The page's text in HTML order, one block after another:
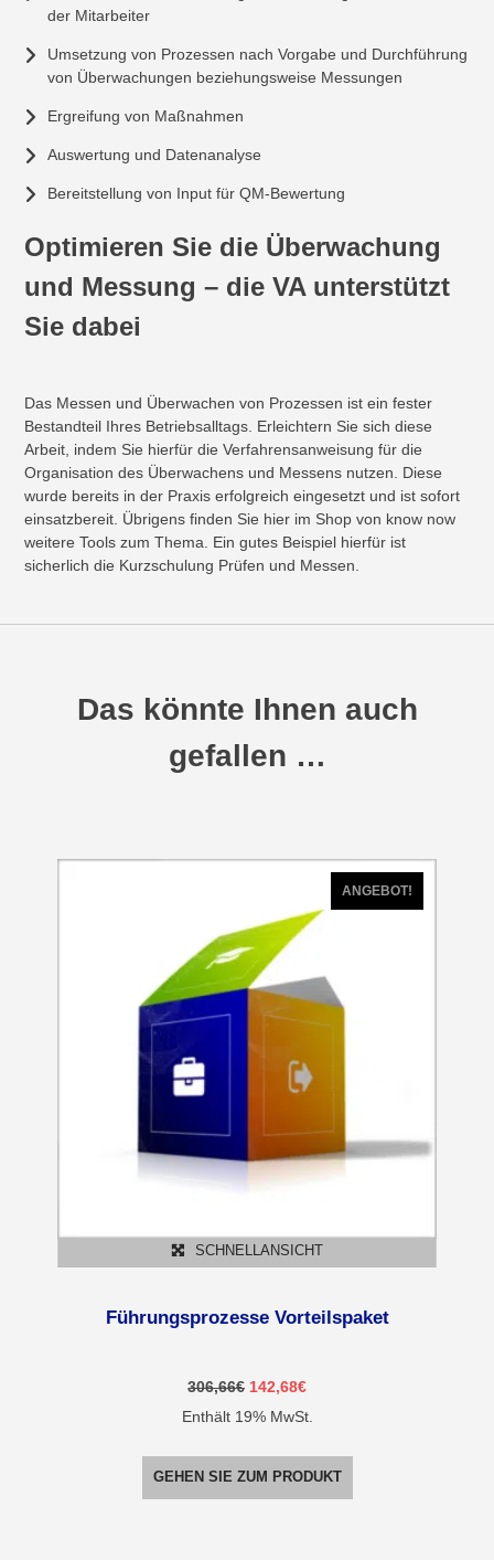
der Mitarbeiter
Umsetzung von Prozessen nach Vorgabe und Durchführung
von Überwachungen beziehungsweise Messungen
Ergreifung von Maßnahmen
Auswertung und Datenanalyse
Bereitstellung von Input für QM-Bewertung
Optimieren Sie die Überwachung
und Messung – die VA unterstützt
Sie dabei
Das Messen und Überwachen von Prozessen ist ein fester
Bestandteil Ihres Betriebsalltags. Erleichtern Sie sich diese
Arbeit, indem Sie hierfür die Verfahrensanweisung für die
Organisation des Überwachens und Messens nutzen. Diese
wurde bereits in der Praxis erfolgreich eingesetzt und ist sofort
einsatzbereit. Übrigens finden Sie hier im Shop von know now
weitere Tools zum Thema. Ein gutes Beispiel hierfür ist
sicherlich die Kurzschulung Prüfen und Messen.
Das könnte Ihnen auch
gefallen …
ANGEBOT!
SCHNELLANSICHT
Führungsprozesse Vorteilspaket
306,66€ Ursprünglicher
war:
142,68€Aktueller
ist:
Enthält 19% MwSt.
GEHEN SIE ZUM PRODUKT